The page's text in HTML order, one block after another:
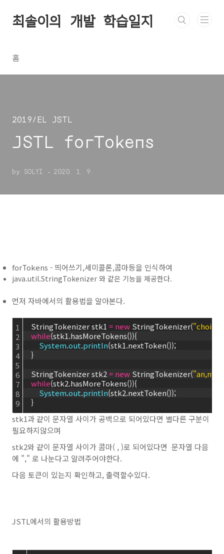
최솔이의 개발 학습일지
홈
2019/EL JSTL
JSTL forTokens
by SOLYI 2020. 1. 9.
forTokens - 띄어쓰기,세미콜론,콤마등을 인식하여
java.util.StringTokenizer 와 같은 기능을 제공한다.
먼저 자바에서의 활용법을 알아본다.
1
2
3
4
5
6
7
8
9
StringTokenizer stk1 = new StringTokenizer("choi
while(stk1.hasMoreTokens()){
System.out.println(stk1.nextToken());
}
StringTokenizer stk2 = new StringTokenizer(
while(stk2.hasMoreTokens()){
System.out.println(stk2.nextToken());
}
stk1과 같이 문자열 사이가 공백으로 되어있다면 별다른 구분이
필요하지않으며
stk2와 같이 문자열 사이가 콤마( , )로 되어있다면 문자열 다음
에 "," 로 나눈다고 알려주어야한다.
다음 토큰이 있는지 확인하고, 출력할수있다.
JSTL에서의 활용방법